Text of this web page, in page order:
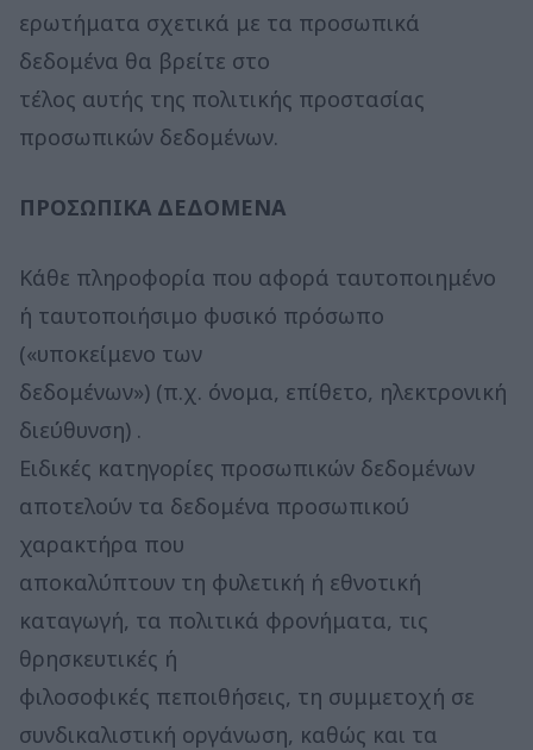
ερωτήματα σχετικά με τα προσωπικά
δεδομένα θα βρείτε στο
τέλος αυτής της πολιτικής προστασίας
προσωπικών δεδομένων.
ΠΡΟΣΩΠΙΚΑ ΔΕΔΟΜΕΝΑ
Κάθε πληροφορία που αφορά ταυτοποιημένο
ή ταυτοποιήσιμο φυσικό πρόσωπο
(«υποκείμενο των
δεδομένων») (π.χ. όνομα, επίθετο, ηλεκτρονική
διεύθυνση) .
Ειδικές κατηγορίες προσωπικών δεδομένων
αποτελούν τα δεδομένα προσωπικού
χαρακτήρα που
αποκαλύπτουν τη φυλετική ή εθνοτική
καταγωγή, τα πολιτικά φρονήματα, τις
θρησκευτικές ή
φιλοσοφικές πεποιθήσεις, τη συμμετοχή σε
συνδικαλιστική οργάνωση, καθώς και τα